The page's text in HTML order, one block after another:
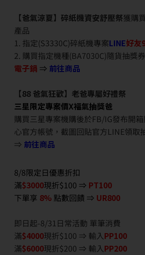
【爸氣涼夏】碎紙機資安舒壓祭獲購
產品
1. 指定(S3330C)碎紙機專案LINE好友
2. 購買指定機種(BA7030C)隨貨抽獎券
電子鍋 ⇒ 前往商品
【88 爸氣狂歡】老爸專屬好禮祭
三星限定專案價X福氣抽獎爸
購買三星專案機購後於FB/IG發布開
心官方帳號，截圖回貼官方LINE領取
⇒ 前往商品
8/8限定日優惠折扣
滿$3000現折$100 ⇒ PT100
下單享 8% 點數回饋 ⇒ UR800
即日起-8/31日常活動 單筆消費
滿$4000現折$100 ⇒ 輸入PP100
滿$6000現折$200 ⇒ 輸入PP200